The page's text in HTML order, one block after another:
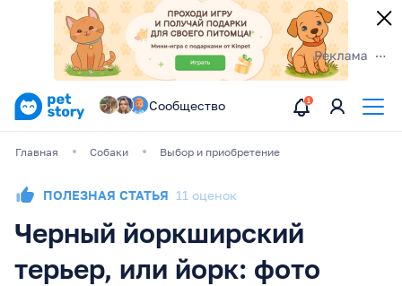
Сообщество
Главная Собаки Выбор и приобретение
ПОЛЕЗНАЯ СТАТЬЯ 11 оценок
Черный йоркширский
терьер, или йорк: фото